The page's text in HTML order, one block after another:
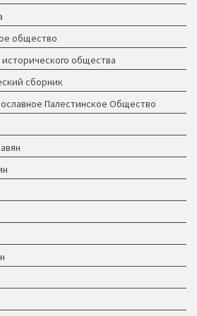
общество
общества
сборник
Палестинское Общество